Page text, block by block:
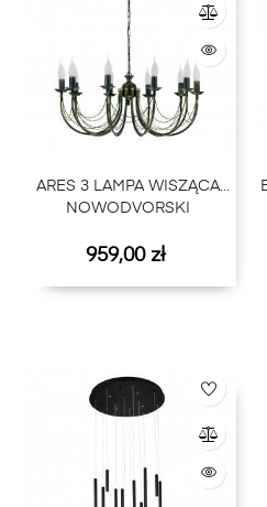
ARES 3 LAMPA WISZĄCA
NOWODVORSKI
Cena
959,00 zł